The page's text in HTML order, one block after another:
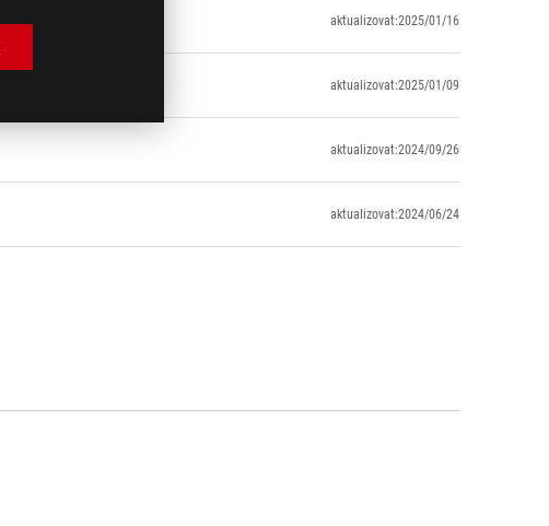
aktualizovat:2025/01/16
aktualizovat:2025/01/09
aktualizovat:2024/09/26
aktualizovat:2024/06/24